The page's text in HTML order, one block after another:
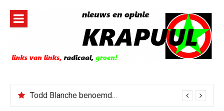
inhoud
Todd Blanche benoemd tot Attorney General